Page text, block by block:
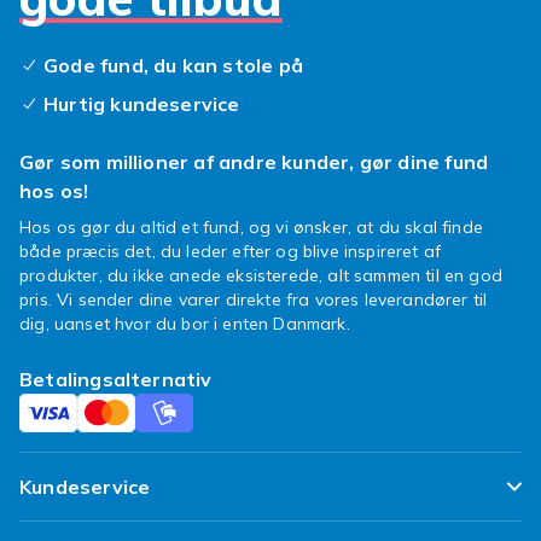
tåringe er ofte i et blødt metal, der nemt kan
bruges glas, zirkonia eller farvede sten. Læs
gerne produktbeskrivelsen, så du ved, hvilket
Til sommer, strand og fest
Tåringe er perfekte til sommeren, ferien og
dage ved stranden, hvor fødderne er bare. De
giver et afslappet og legende udtryk, der
passer godt til sandaler, kjoler og let
festivaler, hvor du vil tilføje et ekstra strejf til
dit look. Mange bruger dem sammen med
ankelkæder for at fremhæve fødderne endnu
mere. Selvom de er mest populære om
sommeren, kan tåringe sagtens bæres hele
året, hvis du synes om udtrykket.
Gode fund, du kan stole på
Hurtig kundeservice
Gør som millioner af andre kunder, gør dine fund
hos os!
Hos os gør du altid et fund, og vi ønsker, at du skal finde
både præcis det, du leder efter og blive inspireret af
produkter, du ikke anede eksisterede, alt sammen til en god
pris. Vi sender dine varer direkte fra vores leverandører til
dig, uanset hvor du bor i enten Danmark.
Betalingsalternativ
Kundeservice